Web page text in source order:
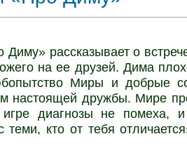
рассказывает о
на ее друзей. Дима
Миры и добрые
настоящей дружбы. Мире
игре диагнозы не помеха,
теми, кто от тебя